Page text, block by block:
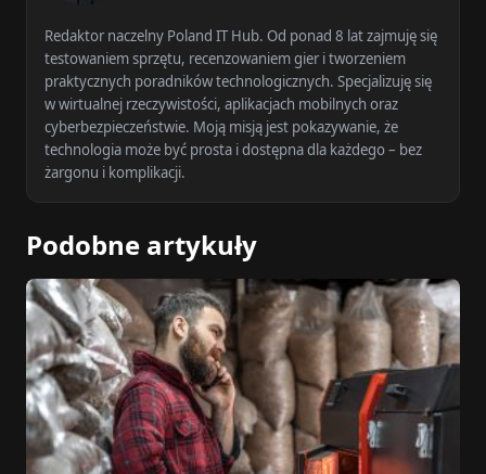
Redaktor naczelny Poland IT Hub. Od ponad 8 lat zajmuję się
testowaniem sprzętu, recenzowaniem gier i tworzeniem
praktycznych poradników technologicznych. Specjalizuję się
w wirtualnej rzeczywistości, aplikacjach mobilnych oraz
cyberbezpieczeństwie. Moją misją jest pokazywanie, że
technologia może być prosta i dostępna dla każdego – bez
żargonu i komplikacji.
Podobne artykuły